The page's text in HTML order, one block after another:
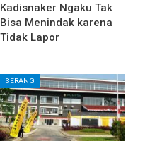
Kadisnaker Ngaku Tak
Bisa Menindak karena
Tidak Lapor
SERANG